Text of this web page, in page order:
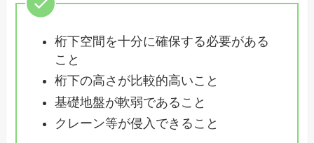
桁下空間を十分に確保する必要がある
こと
桁下の高さが比較的高いこと
基礎地盤が軟弱であること
クレーン等が侵入できること